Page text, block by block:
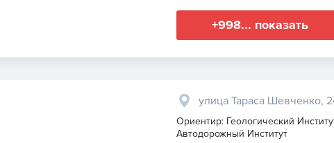
+998... показать
улица Тараса Шевченко,
Ориентир: Геологический
Автодорожный Институт